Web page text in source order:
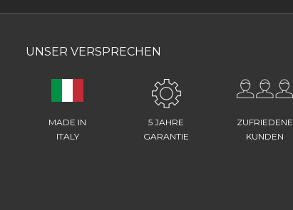
UNSER VERSPRECHEN
MADE IN
ITALY
5 JAHRE
GARANTIE
ZUFRIEDENE
KUNDEN